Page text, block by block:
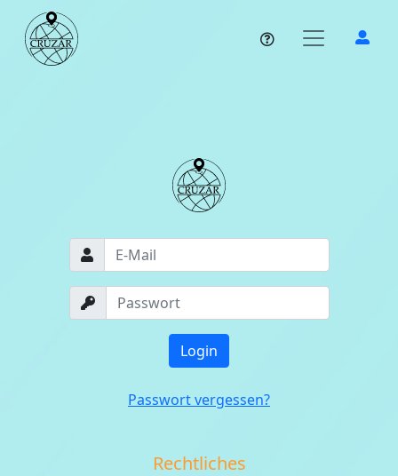
Login
Passwort vergessen?
Rechtliches